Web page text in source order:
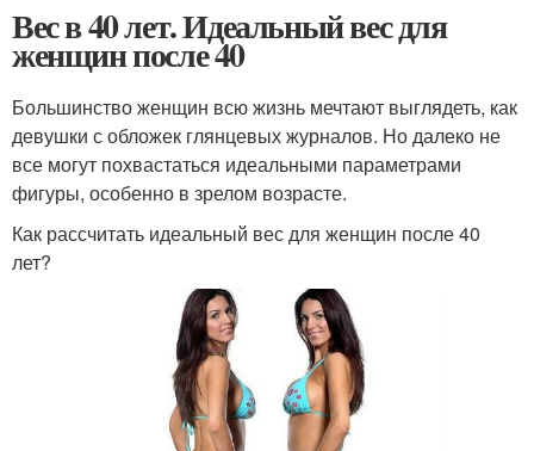
Вес в 40 лет. Идеальный вес для
женщин после 40
Большинство женщин всю жизнь мечтают выглядеть, как
девушки с обложек глянцевых журналов. Но далеко не
все могут похвастаться идеальными параметрами
фигуры, особенно в зрелом возрасте.
Как рассчитать идеальный вес для женщин после 40
лет?